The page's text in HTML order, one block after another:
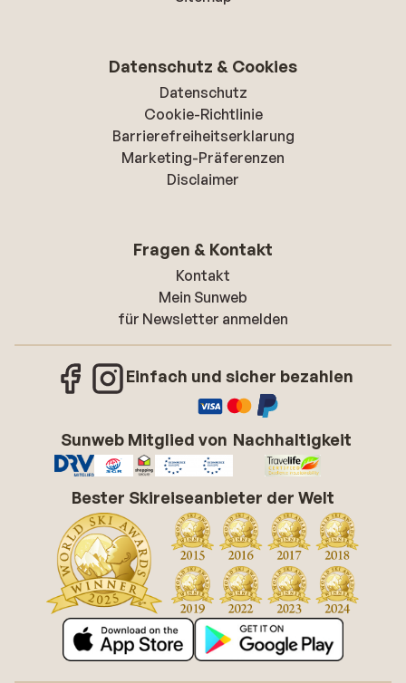
Datenschutz & Cookies
Datenschutz
Cookie-Richtlinie
Barrierefreiheitserklarung
Marketing-Präferenzen
Disclaimer
Fragen & Kontakt
Kontakt
Mein Sunweb
für Newsletter anmelden
Einfach und sicher bezahlen
Sunweb Mitglied von Nachhaltigkeit
Bester Skireiseanbieter der Welt